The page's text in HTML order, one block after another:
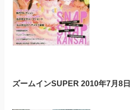
ズームインSUPER 2010年7月8日